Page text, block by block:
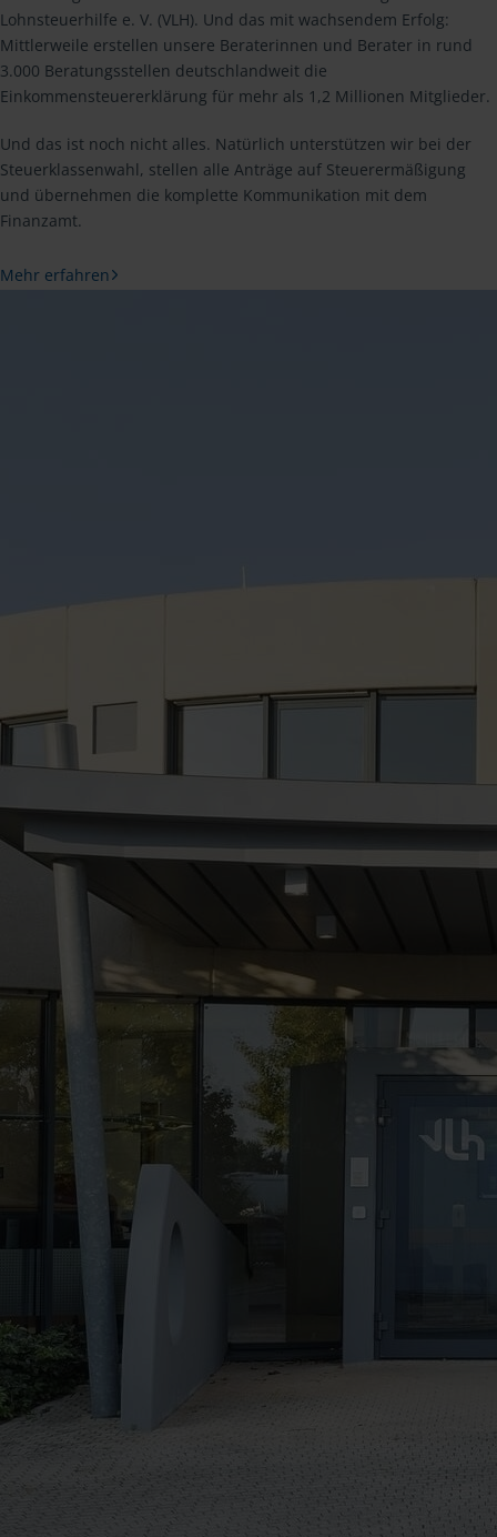
Lohnsteuerhilfe e. V. (VLH). Und das mit wachsendem Erfolg:
Mittlerweile erstellen unsere Beraterinnen und Berater in rund
3.000 Beratungsstellen deutschlandweit die
Einkommensteuererklärung für mehr als 1,2 Millionen Mitglieder.
Und das ist noch nicht alles. Natürlich unterstützen wir bei der
Steuerklassenwahl, stellen alle Anträge auf Steuerermäßigung
und übernehmen die komplette Kommunikation mit dem
Finanzamt.
Mehr erfahren